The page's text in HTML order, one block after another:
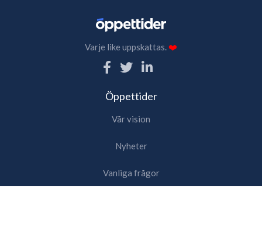
Varje like uppskattas.❤️
Öppettider
Vår vision
Nyheter
Vanliga frågor